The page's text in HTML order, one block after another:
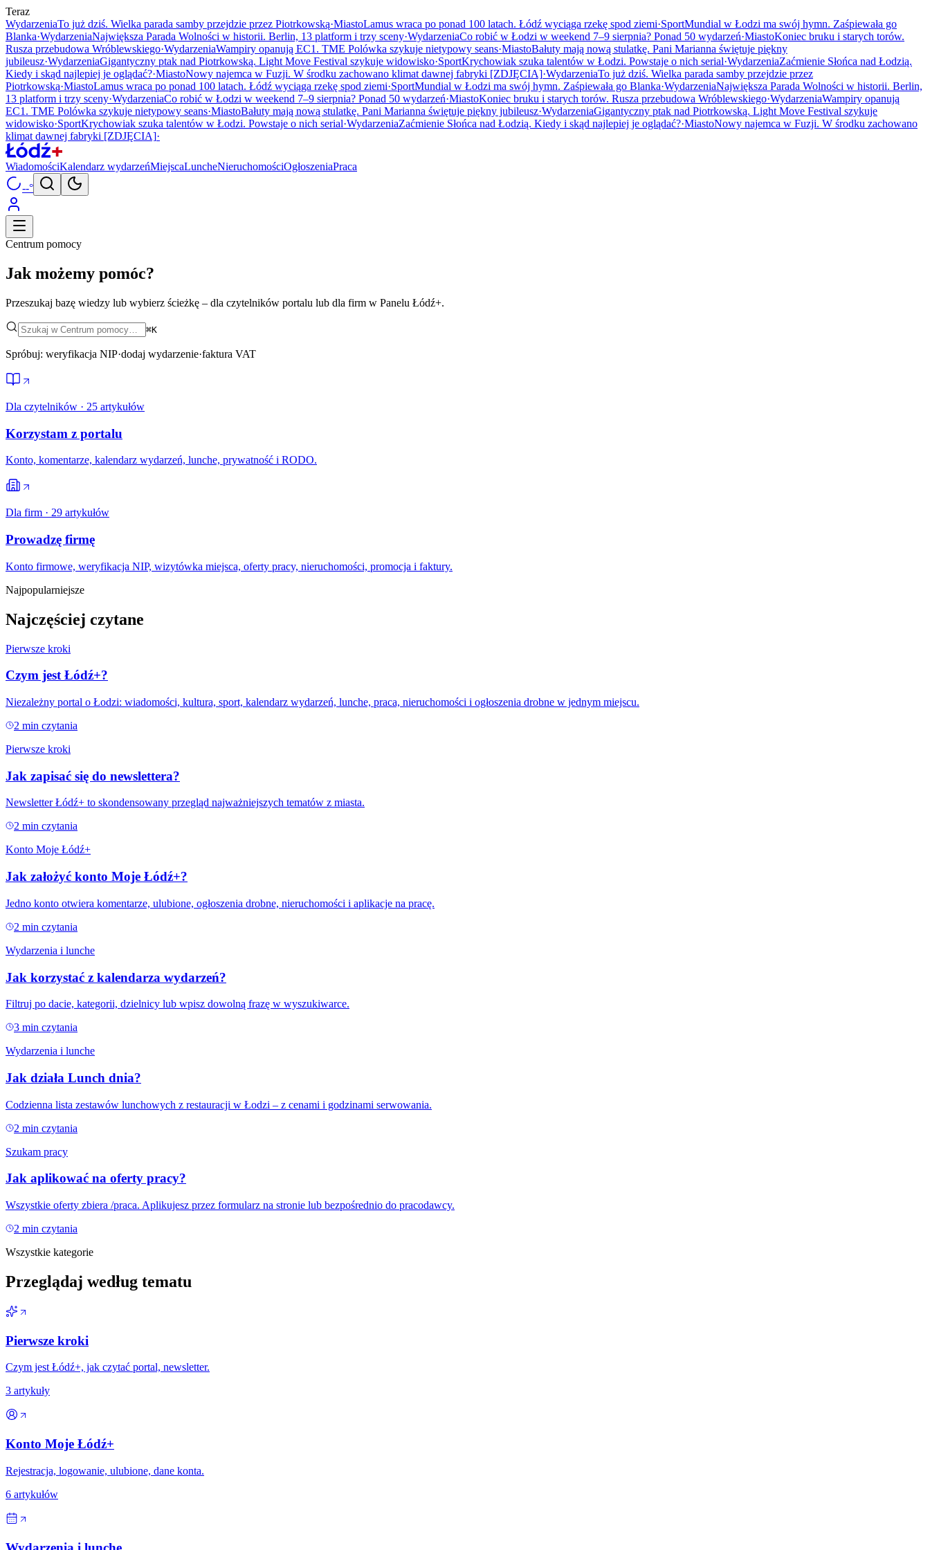
Teraz
WydarzeniaTo już dziś. Wielka parada samby przejdzie przez Piotrkowską·MiastoLamus wraca po ponad 100 latach. Łódź wyciąga rzekę spod ziemi·SportMundial w Łodzi ma swój hymn. Zaśpiewała go
Blanka·WydarzeniaNajwiększa Parada Wolności w historii. Berlin, 13 platform i trzy sceny·WydarzeniaCo robić w Łodzi w weekend 7–9 sierpnia? Ponad 50 wydarzeń·MiastoKoniec bruku i starych torów.
Rusza przebudowa Wróblewskiego·WydarzeniaWampiry opanują EC1. TME Polówka szykuje nietypowy seans·MiastoBałuty mają nową stulatkę. Pani Marianna świętuje piękny
jubileusz·WydarzeniaGigantyczny ptak nad Piotrkowską. Light Move Festival szykuje widowisko·SportKrychowiak szuka talentów w Łodzi. Powstaje o nich serial·WydarzeniaZaćmienie Słońca nad Łodzią.
Kiedy i skąd najlepiej je oglądać?·MiastoNowy najemca w Fuzji. W środku zachowano klimat dawnej fabryki [ZDJĘCIA]·WydarzeniaTo już dziś. Wielka parada samby przejdzie przez
Piotrkowską·MiastoLamus wraca po ponad 100 latach. Łódź wyciąga rzekę spod ziemi·SportMundial w Łodzi ma swój hymn. Zaśpiewała go Blanka·WydarzeniaNajwiększa Parada Wolności w historii. Berlin,
13 platform i trzy sceny·WydarzeniaCo robić w Łodzi w weekend 7–9 sierpnia? Ponad 50 wydarzeń·MiastoKoniec bruku i starych torów. Rusza przebudowa Wróblewskiego·WydarzeniaWampiry opanują
EC1. TME Polówka szykuje nietypowy seans·MiastoBałuty mają nową stulatkę. Pani Marianna świętuje piękny jubileusz·WydarzeniaGigantyczny ptak nad Piotrkowską. Light Move Festival szykuje
widowisko·SportKrychowiak szuka talentów w Łodzi. Powstaje o nich serial·WydarzeniaZaćmienie Słońca nad Łodzią. Kiedy i skąd najlepiej je oglądać?·MiastoNowy najemca w Fuzji. W środku zachowano
klimat dawnej fabryki [ZDJĘCIA]·
WiadomościKalendarz wydarzeńMiejscaLuncheNieruchomościOgłoszeniaPraca
--°
Centrum pomocy
Jak możemy pomóc?
Przeszukaj bazę wiedzy lub wybierz ścieżkę – dla czytelników portalu lub dla firm w Panelu Łódź+.
⌘K
Spróbuj: weryfikacja NIP·dodaj wydarzenie·faktura VAT
Dla czytelników · 25 artykułów
Korzystam z portalu
Konto, komentarze, kalendarz wydarzeń, lunche, prywatność i RODO.
Dla firm · 29 artykułów
Prowadzę firmę
Konto firmowe, weryfikacja NIP, wizytówka miejsca, oferty pracy, nieruchomości, promocja i faktury.
Najpopularniejsze
Najczęściej czytane
Pierwsze kroki
Czym jest Łódź+?
Niezależny portal o Łodzi: wiadomości, kultura, sport, kalendarz wydarzeń, lunche, praca, nieruchomości i ogłoszenia drobne w jednym miejscu.
2 min czytania
Pierwsze kroki
Jak zapisać się do newslettera?
Newsletter Łódź+ to skondensowany przegląd najważniejszych tematów z miasta.
2 min czytania
Konto Moje Łódź+
Jak założyć konto Moje Łódź+?
Jedno konto otwiera komentarze, ulubione, ogłoszenia drobne, nieruchomości i aplikacje na pracę.
2 min czytania
Wydarzenia i lunche
Jak korzystać z kalendarza wydarzeń?
Filtruj po dacie, kategorii, dzielnicy lub wpisz dowolną frazę w wyszukiwarce.
3 min czytania
Wydarzenia i lunche
Jak działa Lunch dnia?
Codzienna lista zestawów lunchowych z restauracji w Łodzi – z cenami i godzinami serwowania.
2 min czytania
Szukam pracy
Jak aplikować na oferty pracy?
Wszystkie oferty zbiera /praca. Aplikujesz przez formularz na stronie lub bezpośrednio do pracodawcy.
2 min czytania
Wszystkie kategorie
Przeglądaj według tematu
Pierwsze kroki
Czym jest Łódź+, jak czytać portal, newsletter.
3 artykuły
Konto Moje Łódź+
Rejestracja, logowanie, ulubione, dane konta.
6 artykułów